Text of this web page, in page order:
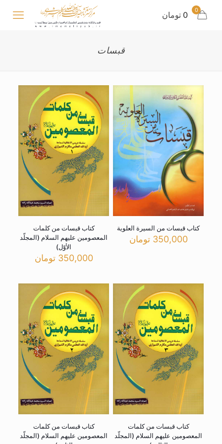
0 0 تومان
قبسات
کتاب قبسات من السیرة العلویة
350,000 تومان
کتاب قبسات من کلمات
المعصومین علیهم السلام (المجلّد
الأوّل)
350,000 تومان
کتاب قبسات من کلمات
المعصومین علیهم السلام (المجلّد
کتاب قبسات من کلمات
المعصومین علیهم السلام (المجلّد